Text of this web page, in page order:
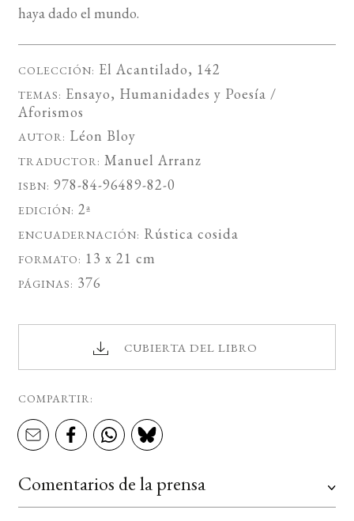
haya dado el mundo.
COLECCIÓN: El Acantilado, 142
TEMAS: Ensayo, Humanidades y Poesía /
Aforismos
AUTOR: Léon Bloy
TRADUCTOR: Manuel Arranz
ISBN: 978-84-96489-82-0
EDICIÓN: 2ª
ENCUADERNACIÓN: Rústica cosida
FORMATO: 13 x 21 cm
PÁGINAS: 376
CUBIERTA DEL LIBRO
COMPARTIR:
Comentarios de la prensa